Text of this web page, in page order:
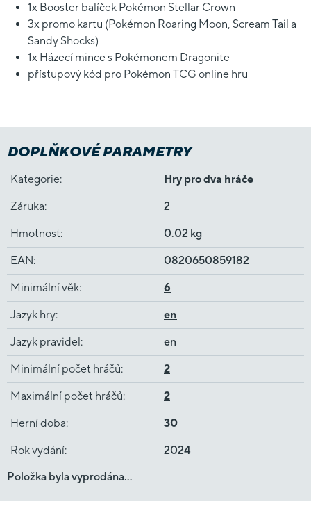
1x Booster balíček Pokémon Stellar Crown
3x promo kartu (Pokémon Roaring Moon, Scream Tail a
Sandy Shocks)
1x Házecí mince s Pokémonem Dragonite
přístupový kód pro Pokémon TCG online hru
DOPLŇKOVÉ PARAMETRY
Kategorie: Hry pro dva hráče
Záruka: 2
Hmotnost: 0.02 kg
EAN: 0820650859182
Minimální věk: 6
Jazyk hry: en
Jazyk pravidel: en
Minimální počet hráčů: 2
Maximální počet hráčů: 2
Herní doba: 30
Rok vydání:
2024
Položka byla vyprodána…